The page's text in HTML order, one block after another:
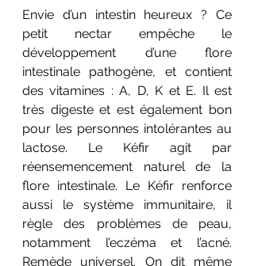
Envie d’un intestin heureux ? Ce
petit nectar empêche le
développement d’une flore
intestinale pathogène, et contient
des vitamines : A, D, K et E. Il est
très digeste et est également bon
pour les personnes intolérantes au
lactose. Le Kéfir agit par
réensemencement naturel de la
flore intestinale. Le Kéfir renforce
aussi le système immunitaire, il
règle des problèmes de peau,
notamment l’eczéma et l’acné.
Remède universel. On dit même